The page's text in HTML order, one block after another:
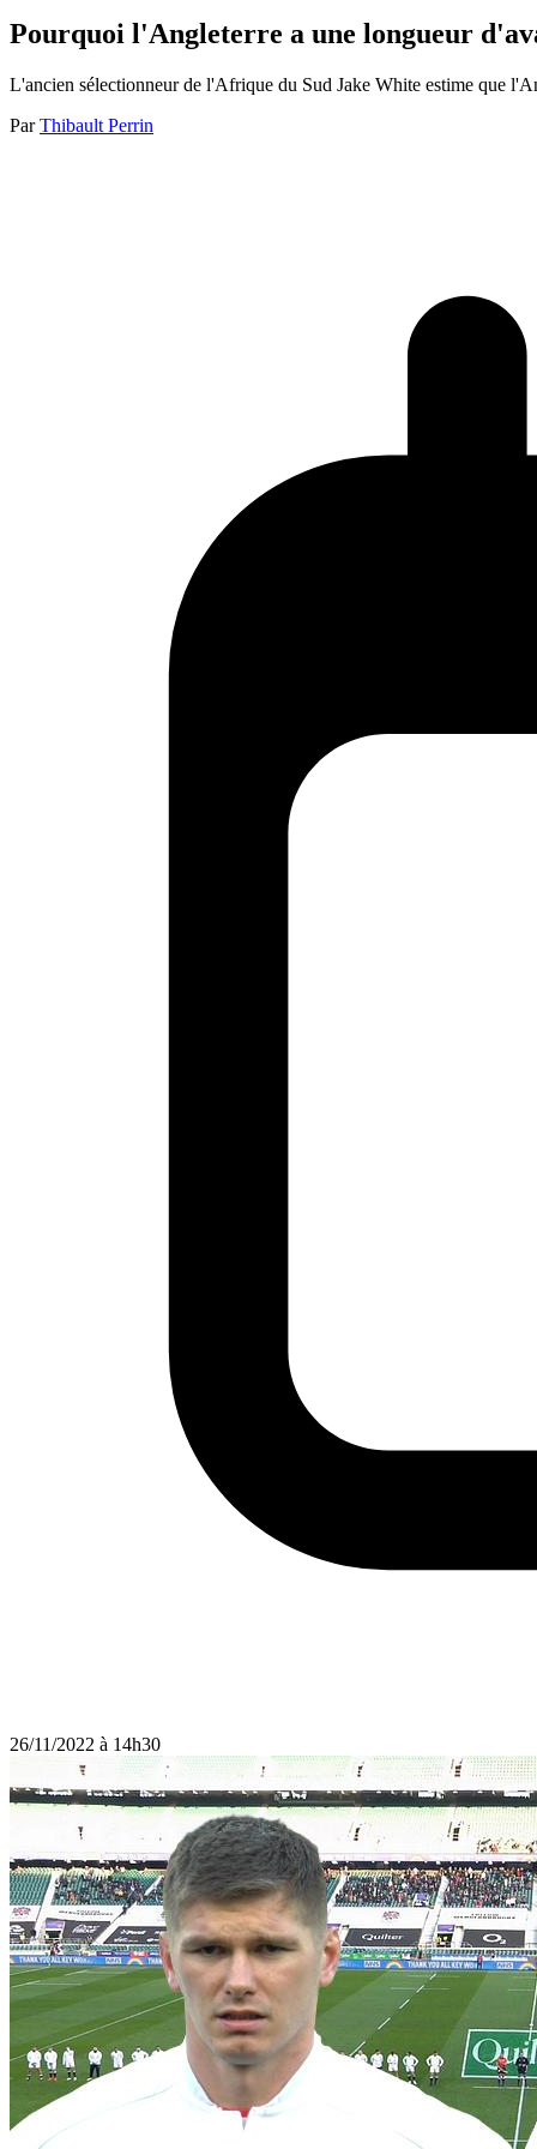
Pourquoi l'Angleterre a une longueur
L'ancien sélectionneur de l'Afrique du Sud Jake White estime que
Par Thibault Perrin
26/11/2022 à 14h30